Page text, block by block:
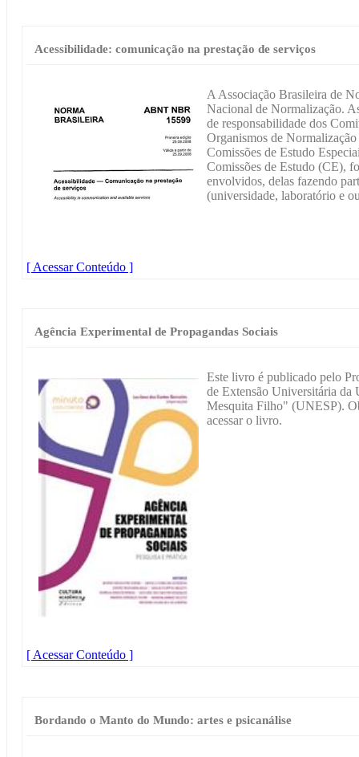
Acessibilidade: comunicação na prestação de serviços
A Associação Brasileira de
Nacional de Normalização.
de responsabilidade dos
Organismos de
Comissões de Estudo
Comissões de Estudo (CE),
envolvidos, delas fazendo
(universidade, laboratório e
[ Acessar Conteúdo ]
Agência Experimental de Propagandas Sociais
Este livro é publicado pelo
de Extensão Universitária da
Mesquita Filho" (UNESP).
acessar o livro.
[ Acessar Conteúdo ]
Bordando o Manto do Mundo: artes e psicanálise